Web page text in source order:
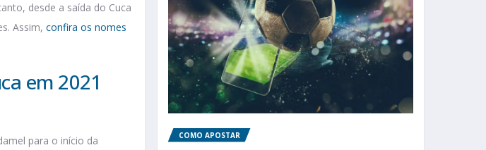
desde a saída do Cuca
Assim, confira os nomes
em 2021
para o início da
COMO APOSTAR